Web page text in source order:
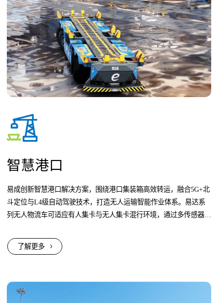
智慧港口
易成创新智慧港口解决方案，围绕港口集装箱高效转运，融合5G+北
斗定位与L4级自动驾驶技术，打造无人运输智能作业体系。易达系
列无人物流车可适应有人集卡与无人集卡混行环境，通过多传感器协
了解更多